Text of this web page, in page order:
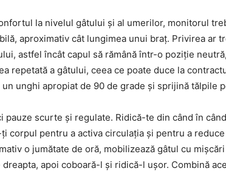
la nivelul gâtului și al umerilor, monitorul
aproximativ cât lungimea unui braț. Privirea ar
astfel încât capul să rămână într-o poziție
repetată a gâtului, ceea ce poate duce la
unghi apropiat de 90 de grade și sprijină tălpile
pauze scurte și regulate. Ridică-te din când în
corpul pentru a activa circulația și pentru a
o jumătate de oră, mobilizează gâtul cu
apoi coboară-l și ridică-l ușor. Combină